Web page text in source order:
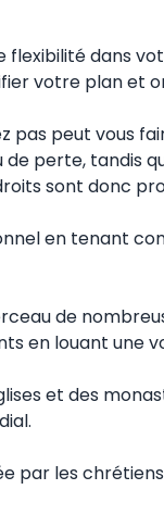
dans
votre plan et
pas peut vous
perte, tandis
sont donc
en tenant
de
en louant une
et des
par les